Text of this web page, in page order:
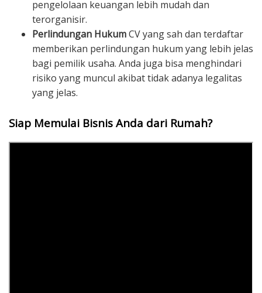
pengelolaan keuangan lebih mudah dan
terorganisir.
Perlindungan HukumCV yang sah dan terdaftar
memberikan perlindungan hukum yang lebih jelas
bagi pemilik usaha. Anda juga bisa menghindari
risiko yang muncul akibat tidak adanya legalitas
yang jelas.
Siap Memulai Bisnis Anda dari Rumah?